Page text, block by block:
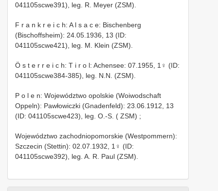
041105scwe391), leg. R. Meyer (ZSM).
F r a n k r e i c h: A l s a c e: Bischenberg
(Bischoffsheim): 24.05.1936, 13 (ID:
041105scwe421), leg. M. Klein (ZSM).
Ö s t e r r e i c h: T i r o l: Achensee: 07.1955, 1♀ (ID:
041105scwe384-385), leg. N.N. (ZSM).
P o l e n: Województwo opolskie (Woiwodschaft
Oppeln): Pawłowiczki (Gnadenfeld): 23.06.1912, 13
(ID: 041105scwe423), leg. O.-S. ( ZSM) ;
Województwo zachodniopomorskie (Westpommern):
Szczecin (Stettin): 02.07.1932, 1♀ (ID:
041105scwe392), leg. A. R. Paul (ZSM).